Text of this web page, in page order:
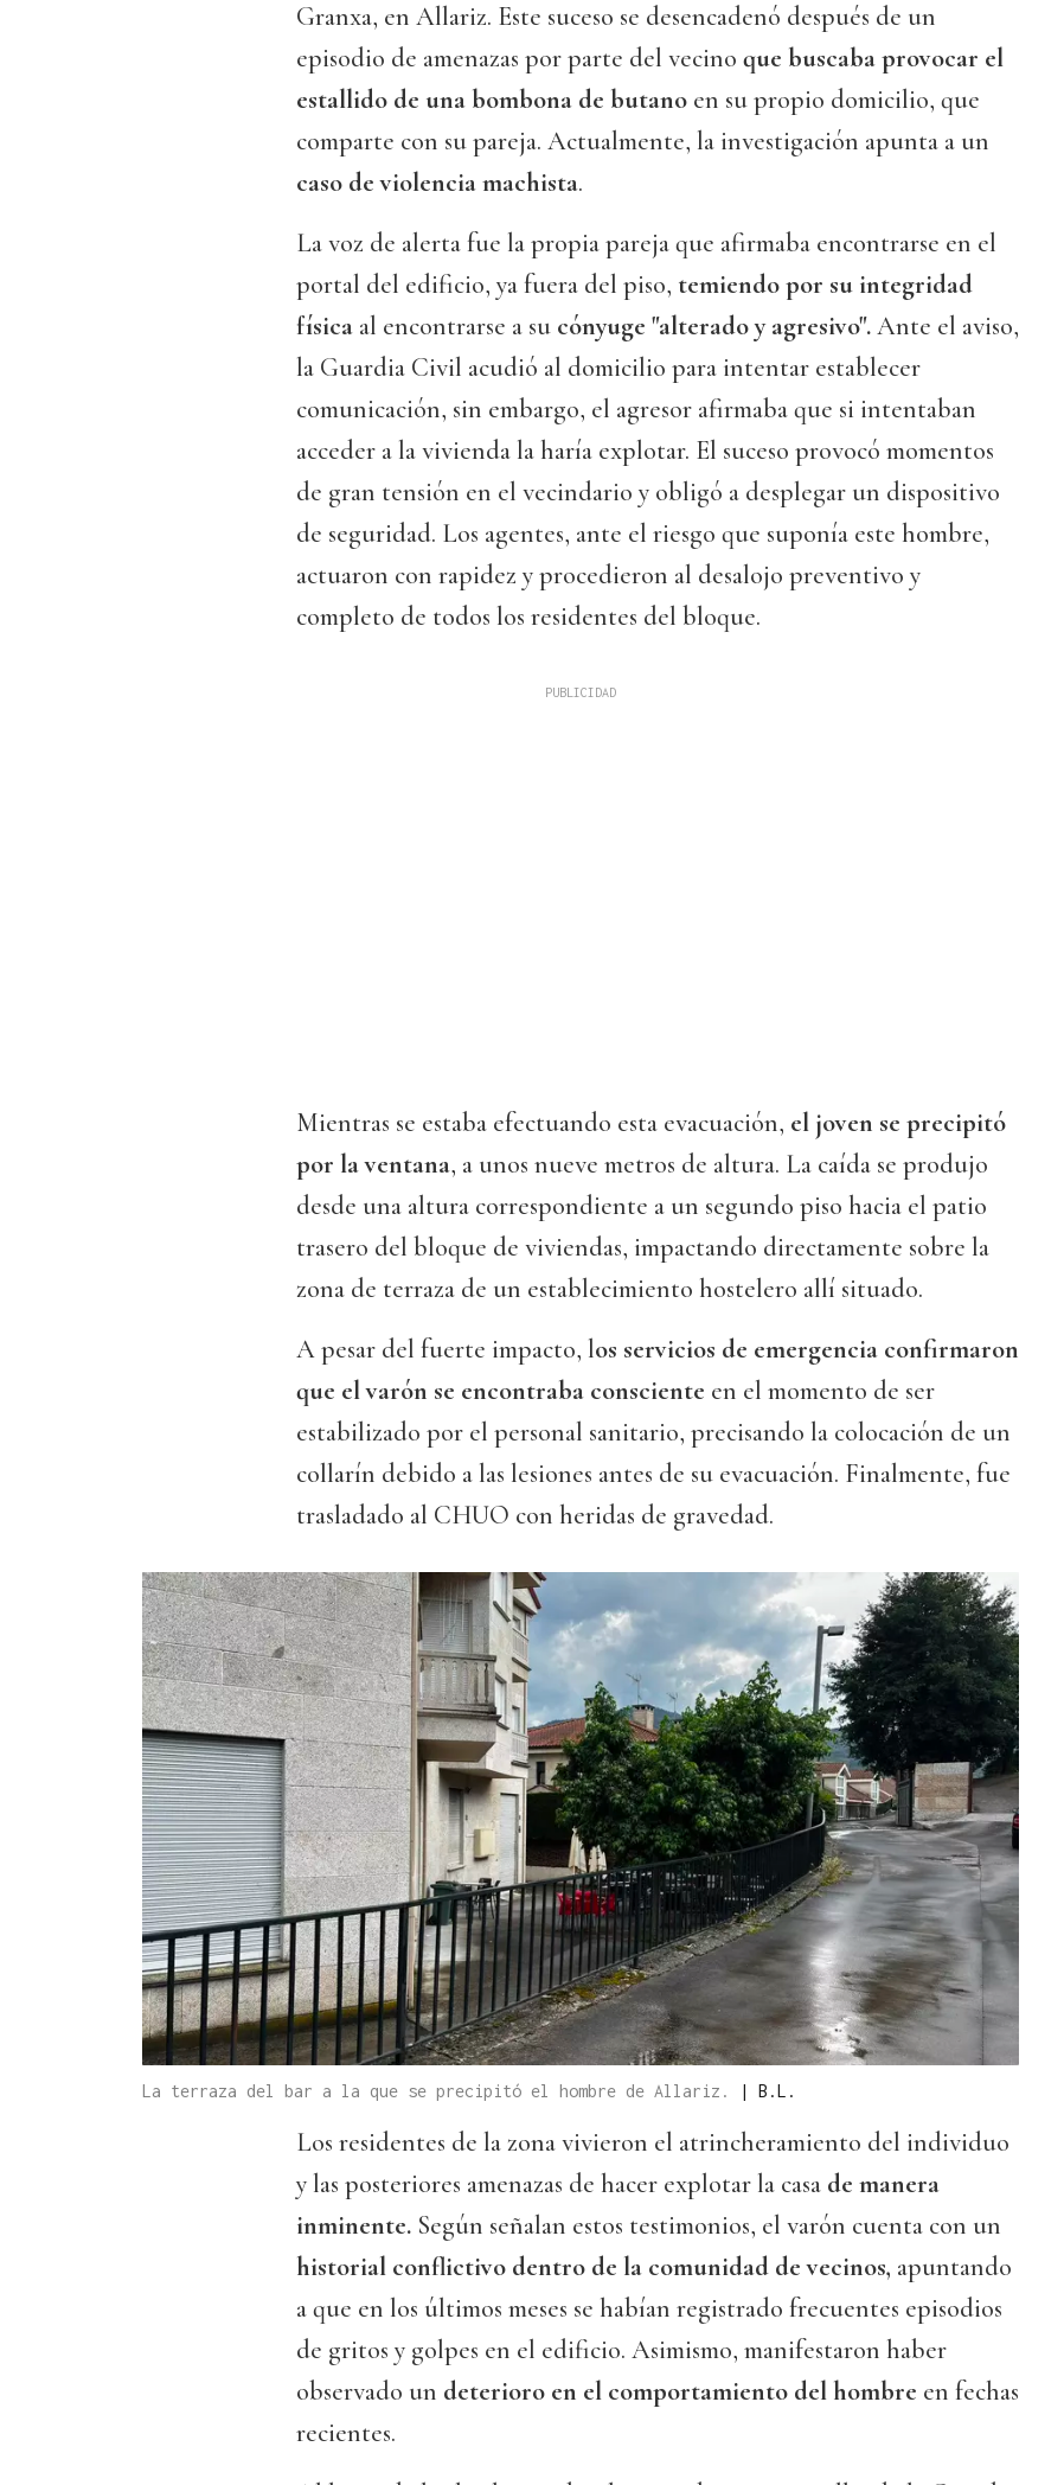
Granxa, en Allariz. Este suceso se desencadenó después de un
episodio de amenazas por parte del vecino que buscaba provocar el
estallido de una bombona de butano en su propio domicilio, que
comparte con su pareja. Actualmente, la investigación apunta a un
caso de violencia machista.
La voz de alerta fue la propia pareja que afirmaba encontrarse en el
portal del edificio, ya fuera del piso, temiendo por su integridad
física al encontrarse a su cónyuge "alterado y agresivo".Ante el aviso,
la Guardia Civil acudió al domicilio para intentar establecer
comunicación, sin embargo, el agresor afirmaba que si intentaban
acceder a la vivienda la haría explotar. El suceso provocó momentos
de gran tensión en el vecindario y obligó a desplegar un dispositivo
de seguridad. Los agentes, ante el riesgo que suponía este hombre,
actuaron con rapidez y procedieron al desalojo preventivo y
completo de todos los residentes del bloque.
Mientras se estaba efectuando esta evacuación, el joven se precipitó
por la ventana, a unos nueve metros de altura. La caída se produjo
desde una altura correspondiente a un segundo piso hacia el patio
trasero del bloque de viviendas, impactando directamente sobre la
zona de terraza de un establecimiento hostelero allí situado.
A pesar del fuerte impacto, los servicios de emergencia confirmaron
que el varón se encontraba consciente en el momento de ser
estabilizado por el personal sanitario, precisando la colocación de un
collarín debido a las lesiones antes de su evacuación. Finalmente, fue
trasladado al CHUO con heridas de gravedad.
La terraza del bar a la que se precipitó el hombre de Allariz. | B.L.
Los residentes de la zona vivieron el atrincheramiento del individuo
y las posteriores amenazas de hacer explotar la casa de manera
inminente. Según señalan estos testimonios, el varón cuenta con un
historial conflictivo dentro de la comunidad de vecinos, apuntando
a que en los últimos meses se habían registrado frecuentes episodios
de gritos y golpes en el edificio. Asimismo, manifestaron haber
observado un deterioro en el comportamiento del hombre en fechas
recientes.